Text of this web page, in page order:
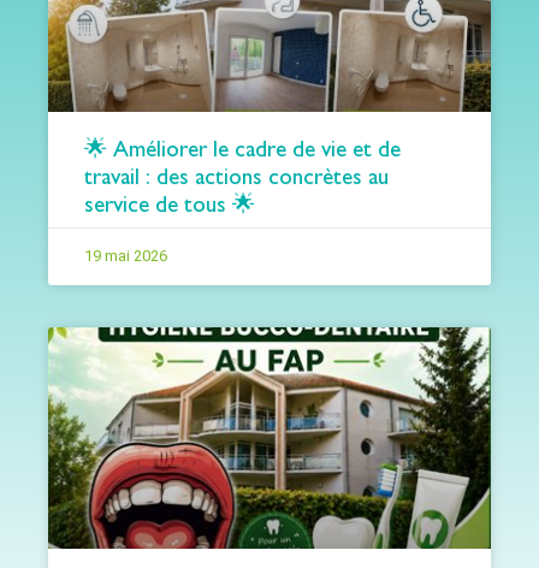
🌟 Améliorer le cadre de vie et de
travail : des actions concrètes au
service de tous 🌟
19 mai 2026